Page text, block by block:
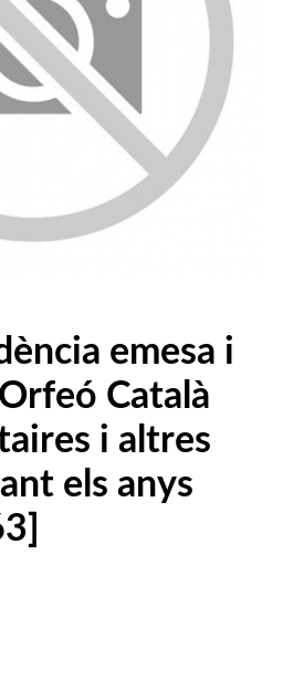
emesa i
Català
i altres
els anys